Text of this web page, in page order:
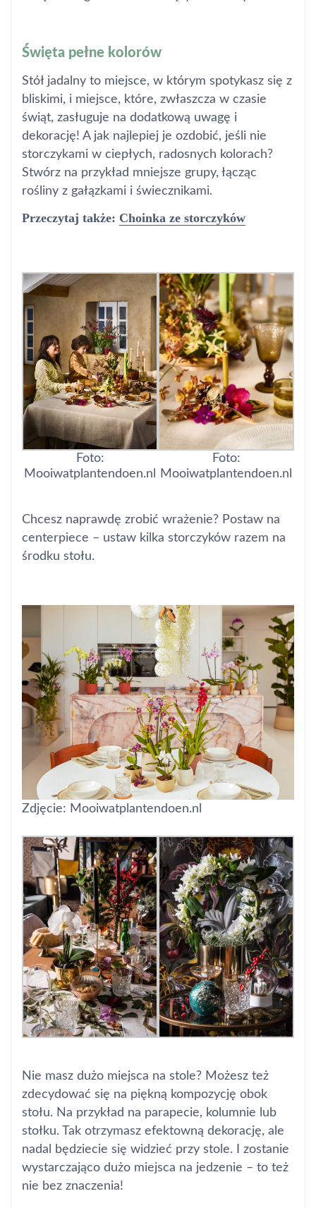
Święta pełne kolorów
Stół jadalny to miejsce, w którym spotykasz się z
bliskimi, i miejsce, które, zwłaszcza w czasie
świąt, zasługuje na dodatkową uwagę i
dekorację! A jak najlepiej je ozdobić, jeśli nie
storczykami w ciepłych, radosnych kolorach?
Stwórz na przykład mniejsze grupy, łącząc
rośliny z gałązkami i świecznikami.
Przeczytaj także: Choinka ze storczyków
Foto:
Mooiwatplantendoen.nl
Foto:
Mooiwatplantendoen.nl
Chcesz naprawdę zrobić wrażenie? Postaw na
centerpiece – ustaw kilka storczyków razem na
środku stołu.
Zdjęcie: Mooiwatplantendoen.nl
Nie masz dużo miejsca na stole? Możesz też
zdecydować się na piękną kompozycję obok
stołu. Na przykład na parapecie, kolumnie lub
stołku. Tak otrzymasz efektowną dekorację, ale
nadal będziecie się widzieć przy stole. I zostanie
wystarczająco dużo miejsca na jedzenie – to też
nie bez znaczenia!